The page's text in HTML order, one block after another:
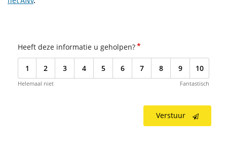
Heeft deze informatie u geholpen?*
1 2 3 4 5 6 7 8 9 10
Helemaal niet Fantastisch
Verstuur